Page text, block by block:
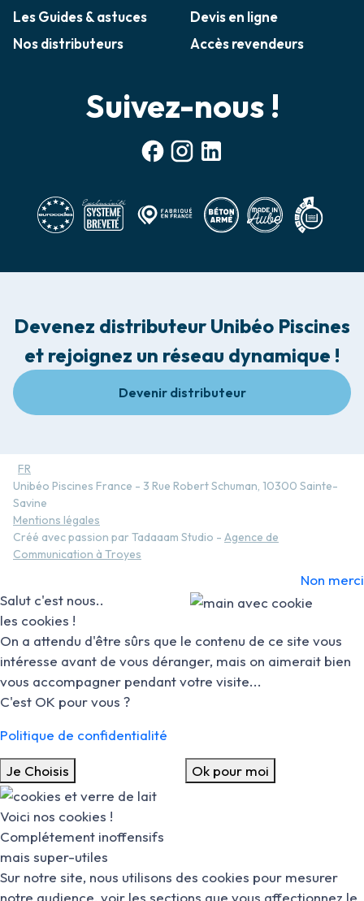
Les Guides & astuces
Nos distributeurs
Devis en ligne
Accès revendeurs
Suivez-nous !
Devenez distributeur Unibéo Piscines
et rejoignez un réseau dynamique !
Devenir distributeur
FR
Unibéo Piscines France - 3 Rue Robert Schuman, 10300 Sainte-
Savine
Mentions légales
Créé avec passion par Tadaaam Studio - Agence de
Communication à Troyes
Non merci
Salut c'est nous..
les cookies !
On a attendu d'être sûrs que le contenu de ce site vous
intéresse avant de vous déranger, mais on aimerait bien
vous accompagner pendant votre visite...
C'est OK pour vous ?
Politique de confidentialité
Je Choisis Ok pour moi
Voici nos cookies !
Complétement inoffensifs
mais super-utiles
Sur notre site, nous utilisons des cookies pour mesurer
notre audience, voir les sections que vous affectionnez le